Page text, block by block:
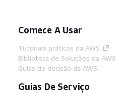
Comece A Usar
Tutoriais práticos da AWS
Biblioteca de Soluções da AWS
Guias de decisão da AWS
Guias De Serviço